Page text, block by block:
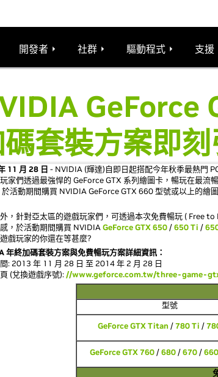
開發者 社群 驅動程式 支援
GeForce
套裝方案即
11 月 28 日 - NVIDIA (輝達)自即日起搭配今年秋季最熱門
家們透過最強悍的 GeForce GTX 系列繪圖卡，暢玩在最
於活動期間購買 NVIDIA GeForce GTX 660 型號或以上的繪
，針對亞太區的遊戲玩家們，可透過本次免費暢玩 ( Free
，於活動期間購買 NVIDIAGeForce GTX 650/650 Ti /
戲玩家的你還在等甚麼?
年終加碼套裝方案與免費暢玩方案詳細資訊：
: 2013 年 11 月 28 日 至 2014 年 2 月 28 日
(兌換遊戲序號)://www.geforce.com.tw/three-game-
型號
GeForce GTX Titan /780 Ti /
GeForce GTX 760/680/670/